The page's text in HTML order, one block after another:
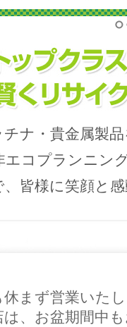
ナ・貴金属製
エコプランニン
皆様に笑顔と